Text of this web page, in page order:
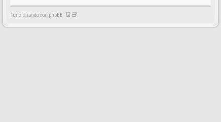
Funcionando con phpBB -